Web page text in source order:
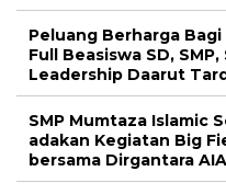
Peluang Berharga
Full Beasiswa SD,
Leadership Daarut
SMP Mumtaza Islamic
adakan Kegiatan Big
bersama Dirgantara